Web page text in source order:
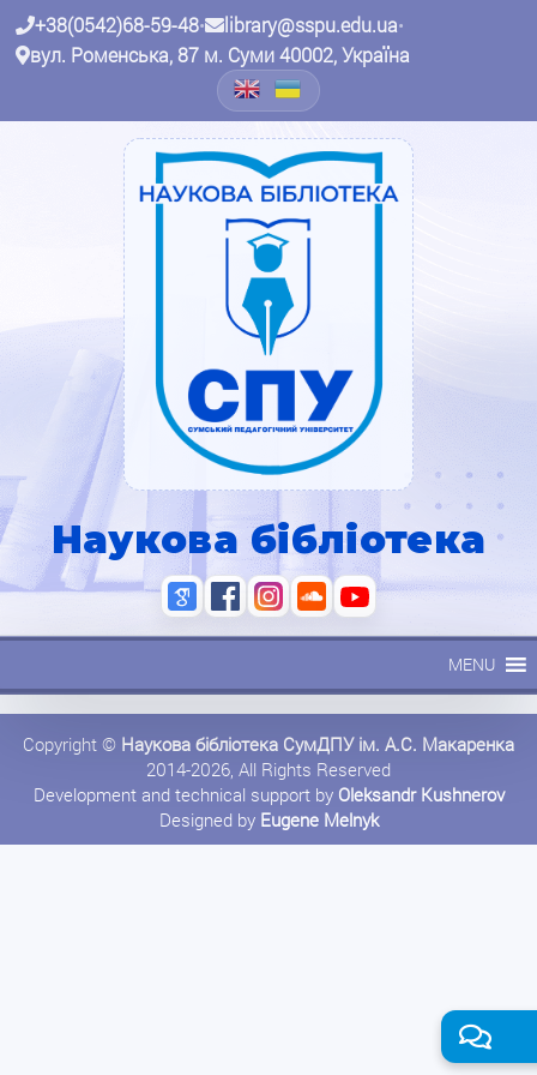
+38(0542)68-59-48• library@sspu.edu.ua•
вул. Роменська, 87 м. Суми 40002, Україна
Наукова бібліотека
MENU
Copyright © Наукова бібліотека СумДПУ ім. А.С. Макаренка
2014-2026, All Rights Reserved
Development and technical support by Oleksandr Kushnerov
Designed by Eugene Melnyk